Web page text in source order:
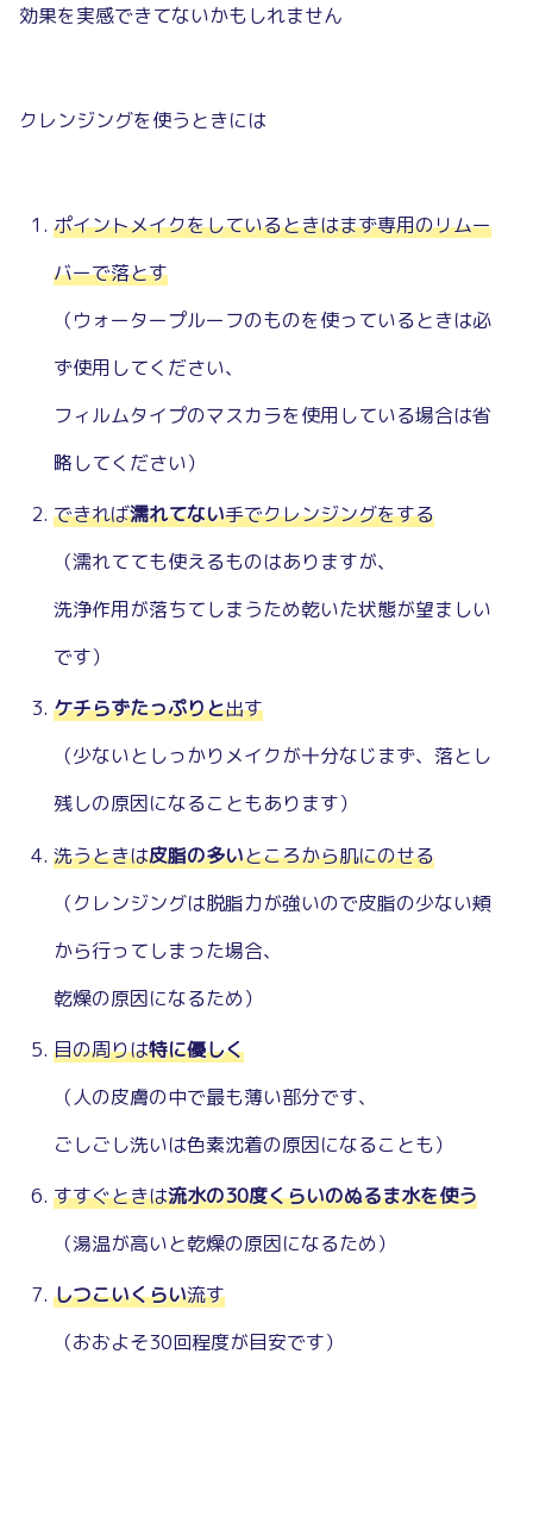
効果を実感できてないかもしれません
クレンジングを使うときには
ポイントメイクをしているときはまず専用のリムー
バーで落とす
（ウォータープルーフのものを使っているときは必
ず使用してください、
フィルムタイプのマスカラを使用している場合は省
略してください）
できれば濡れてない手でクレンジングをする
（濡れてても使えるものはありますが、
洗浄作用が落ちてしまうため乾いた状態が望ましい
です）
ケチらずたっぷりと出す
（少ないとしっかりメイクが十分なじまず、落とし
残しの原因になることもあります）
洗うときは皮脂の多いところから肌にのせる
（クレンジングは脱脂力が強いので皮脂の少ない頬
から行ってしまった場合、
乾燥の原因になるため）
目の周りは特に優しく
（人の皮膚の中で最も薄い部分です、
ごしごし洗いは色素沈着の原因になることも）
すすぐときは流水の30度くらいのぬるま水を使う
（湯温が高いと乾燥の原因になるため）
しつこいくらい流す
（おおよそ30回程度が目安です）